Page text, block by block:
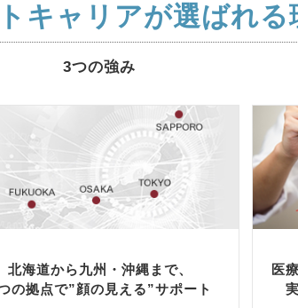
キャリアが選ばれる
3つの強み
北海道から九州・沖縄まで、
の拠点で”顔の見える”サポート
医